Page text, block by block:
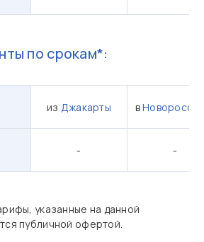
по срокам*:
из Джакарты в
- -
указанные на данной
публичной офертой.